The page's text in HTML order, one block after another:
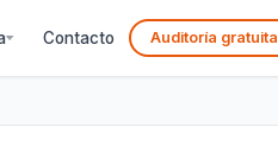
Contacto Auditoría gratuita